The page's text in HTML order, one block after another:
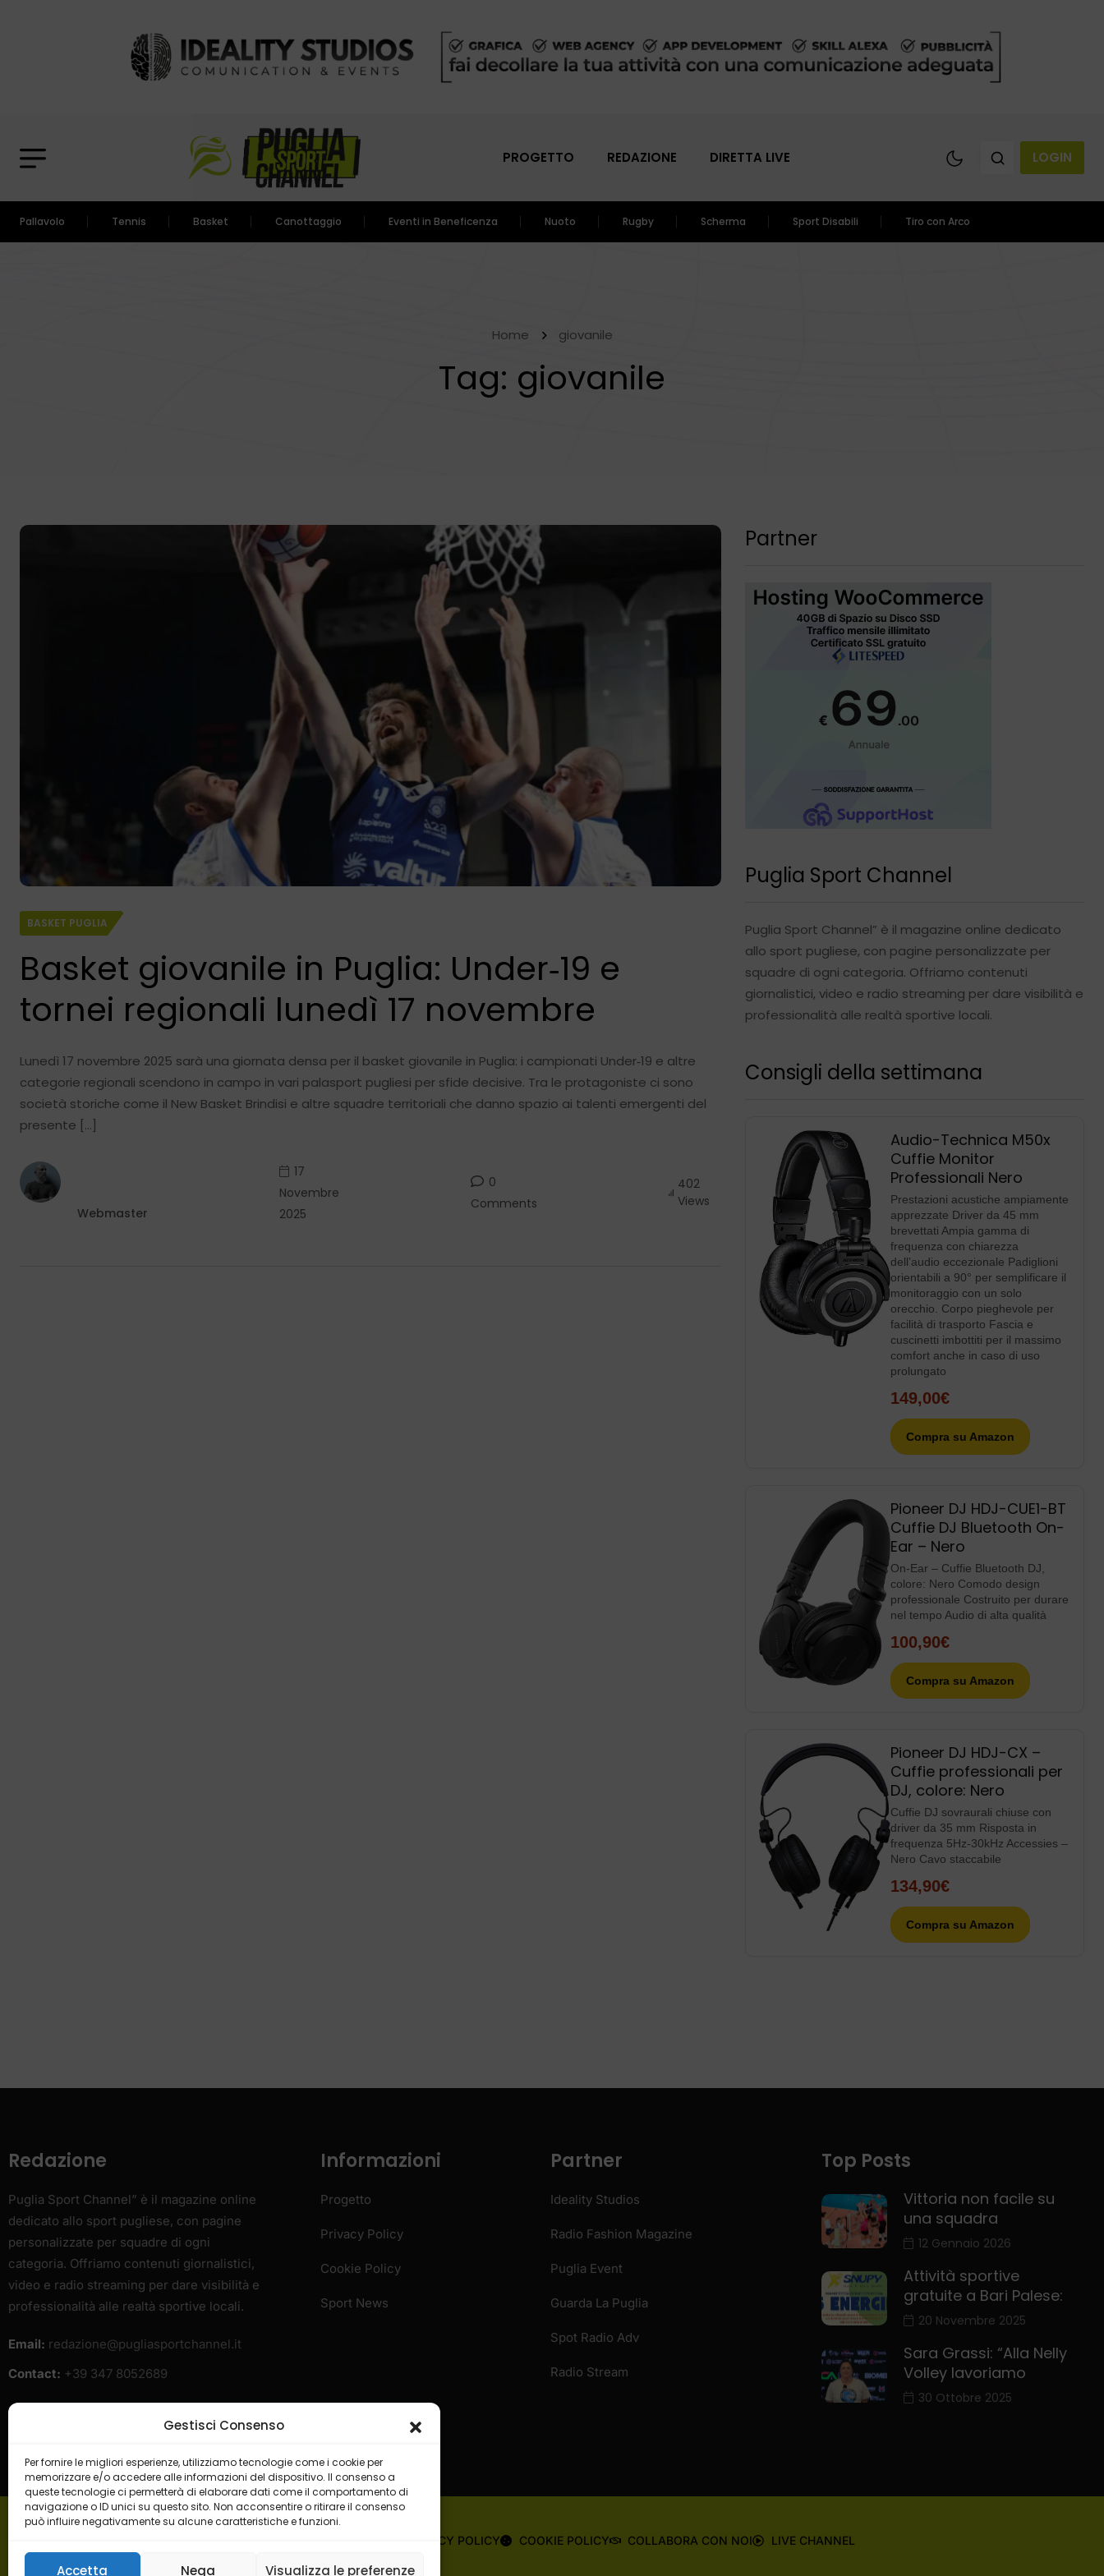
Gestisci Consenso
Per fornire le migliori esperienze, utilizziamo tecnologie come i cookie per
memorizzare e/o accedere alle informazioni del dispositivo. Il consenso a
queste tecnologie ci permetterà di elaborare dati come il comportamento di
navigazione o ID unici su questo sito. Non acconsentire o ritirare il consenso
può influire negativamente su alcune caratteristiche e funzioni.
Accetta Nega Visualizza le preferenze
PROGETTO REDAZIONE DIRETTA LIVE LOGIN
Pallavolo Tennis Basket Canottaggio Eventi in Beneficenza Nuoto Rugby Scherma Sport Disabili Tiro con Arco
Home giovanile
Tag: giovanile
BASKET PUGLIA
Basket giovanile in Puglia: Under‑19 e
tornei regionali lunedì 17 novembre
Lunedì 17 novembre 2025 sarà una giornata densa per il basket giovanile in Puglia: i campionati Under‑19 e altre
categorie regionali scendono in campo in vari palasport pugliesi per sfide decisive. Tra le protagoniste ci sono
società storiche come il New Basket Brindisi e altre squadre territoriali che danno spazio ai talenti emergenti del
presente […]
Webmaster
17
Novembre
2025
0
Comments
402
Views
Partner
Puglia Sport Channel
Puglia Sport Channel” è il magazine online dedicato
allo sport pugliese, con pagine personalizzate per
squadre di ogni categoria. Offriamo contenuti
giornalistici, video e radio streaming per dare visibilità e
professionalità alle realtà sportive locali.
Consigli della settimana
Audio-Technica M50x
Cuffie Monitor
Professionali Nero
Prestazioni acustiche ampiamente
apprezzate Driver da 45 mm
brevettati Ampia gamma di
frequenza con chiarezza
dell’audio eccezionale Padiglioni
orientabili a 90° per semplificare il
monitoraggio con un solo
orecchio. Corpo pieghevole per
facilità di trasporto Fascia e
cuscinetti imbottiti per il massimo
comfort anche in caso di uso
prolungato
149,00€
Compra su Amazon
Pioneer DJ HDJ-CUE1-BT
Cuffie DJ Bluetooth On-
Ear – Nero
On-Ear – Cuffie Bluetooth DJ,
colore: Nero Comodo design
professionale Costruito per durare
nel tempo Audio di alta qualità
100,90€
Compra su Amazon
Pioneer DJ HDJ-CX –
Cuffie professionali per
DJ, colore: Nero
Cuffie DJ sovraurali chiuse con
driver da 35 mm Risposta in
frequenza 5Hz-30kHz Accessies –
Nero Cavo staccabile
134,90€
Compra su Amazon
Redazione
Puglia Sport Channel” è il magazine online
dedicato allo sport pugliese, con pagine
personalizzate per squadre di ogni
categoria. Offriamo contenuti giornalistici,
video e radio streaming per dare visibilità e
professionalità alle realtà sportive locali.
Email: redazione@pugliasportchannel.it
Contact: +39 347 8052689
Informazioni
Progetto
Privacy Policy
Cookie Policy
Sport News
Partner
Ideality Studios
Radio Fashion Magazine
Puglia Event
Guarda La Puglia
Spot Radio Adv
Radio Stream
Top Posts
Vittoria non facile su
una squadra
12 Gennaio 2026
Attività sportive
gratuite a Bari Palese:
20 Novembre 2025
Sara Grassi: “Alla Nelly
Volley lavoriamo
30 Ottobre 2025
PRIVACY POLICY COOKIE POLICY COLLABORA CON NOI LIVE CHANNEL